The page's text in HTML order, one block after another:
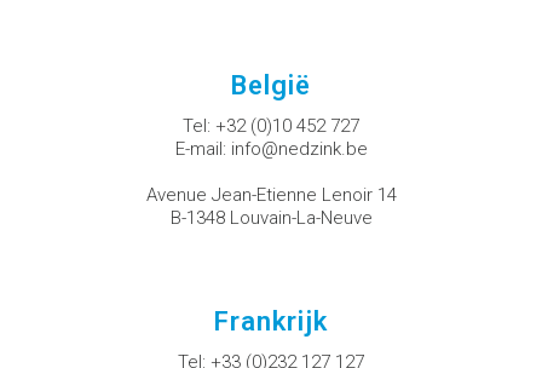
België
Tel: +32 (0)10 452 727
E-mail: info@nedzink.be
Avenue Jean-Etienne Lenoir 14
B-1348 Louvain-La-Neuve
Frankrijk
Tel: +33 (0)232 127 127